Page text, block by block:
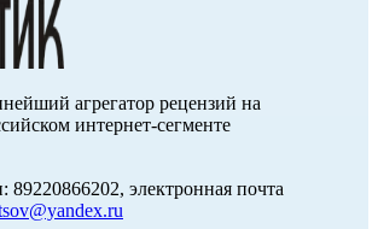
агрегатор рецензий на
интернет-сегменте
89220866202, электронная почта